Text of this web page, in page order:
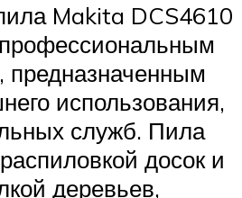
Makita DCS4610
предназначенным
использования,
служб. Пила
досок и
деревьев,